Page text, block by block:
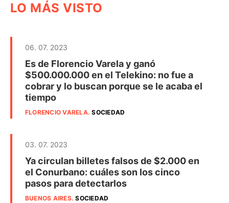
LO MÁS VISTO
06. 07. 2023
Es de Florencio Varela y ganó
$500.000.000 en el Telekino: no fue a
cobrar y lo buscan porque se le acaba el
tiempo
FLORENCIO VARELA.SOCIEDAD
03. 07. 2023
Ya circulan billetes falsos de $2.000 en
el Conurbano: cuáles son los cinco
pasos para detectarlos
BUENOS AIRES.SOCIEDAD